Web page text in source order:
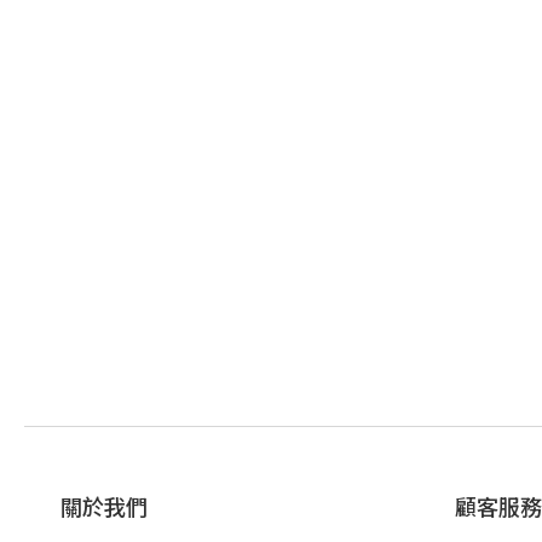
關於我們 顧客服務